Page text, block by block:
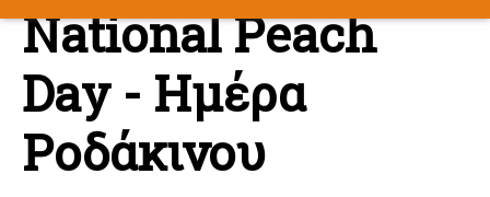
National Peach
Day - Ημέρα
Ροδάκινου